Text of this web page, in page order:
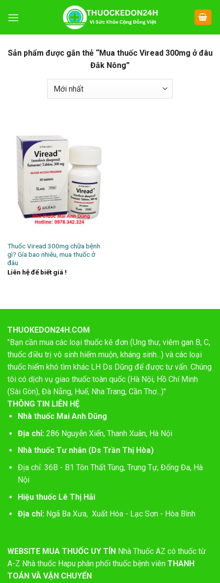
đến
Sản phẩm được gắn thẻ “Mua thuốc Viread 300mg ở đâu
Đắk Nông”
Thuốc Viread 300mg chữa bệnh
gì? Gía bao nhiêu, mua thuốc ở
đâu
Liên hệ để biết giá !
THUOKEDON24H.COM
"Bạn cần mua các loại thuốc kê đơn (Ung thư, viêm gan B, C,
thuốc điều trị vô sinh hiếm muộn, kháng sinh...) và các loại
thuốc hiếm khó tìm khác LH Ds Dũng để được tư vấn. Chúng
tôi có dịch vụ giao thuốc toàn quốc (Hà Nội, Hồ Chí Minh
(Sài Gòn), Đà Nẵng, Huế, Nha Trang, Cần Thơ...)"
THÔNG TIN LIÊN HỆ
Nhà thuốc Mai Anh Dũng
Địa chỉ:286 Nguyễn Xiển, Thanh Xuân, Hà Nội
Nhà thuốc Tư nhân (Ds Trần Thị Hòa)
Địa chỉ: 36B - B1 Tôn Thất Tùng, Trung Tự, Đống Đa, Hà
Nội
Hiệu thuốc Lê Thị Hải
Địa chỉ: Ngã Ba Xưa, Xuất Hóa - Lạc Sơn - Hòa Bình
WEBSITE MUA THUỐC UY TÍN Nhà Thuốc AZ có thuốc từ
A-Z Nhà thuốc Hapu phân phối thuốc bệnh viên THANH
TOÁN VÀ VẬN CHUYỂN